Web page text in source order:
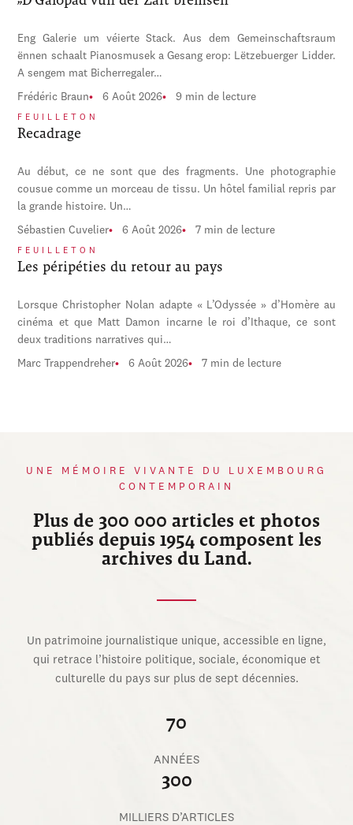
Eng Galerie um véierte Stack. Aus dem Gemeinschaftsraum
ënnen schaalt Pianosmusek a Gesang erop: Lëtzebuerger Lidder.
A sengem mat Bicherregaler…
Frédéric Braun 6 Août 2026 9 min de lecture
FEUILLETON
Recadrage
Au début, ce ne sont que des fragments. Une photographie
cousue comme un morceau de tissu. Un hôtel familial repris par
la grande histoire. Un…
Sébastien Cuvelier 6 Août 2026 7 min de lecture
FEUILLETON
Les péripéties du retour au pays
Lorsque Christopher Nolan adapte « L’Odyssée » d’Homère au
cinéma et que Matt Damon incarne le roi d’Ithaque, ce sont
deux traditions narratives qui…
Marc Trappendreher 6 Août 2026 7 min de lecture
UNE MÉMOIRE VIVANTE DU LUXEMBOURG
CONTEMPORAIN
Plus de 300 000 articles et photos
publiés depuis 1954 composent les
archives du Land.
Un patrimoine journalistique unique, accessible en ligne,
qui retrace l’histoire politique, sociale, économique et
culturelle du pays sur plus de sept décennies.
70
ANNÉES
300
MILLIERS D’ARTICLES